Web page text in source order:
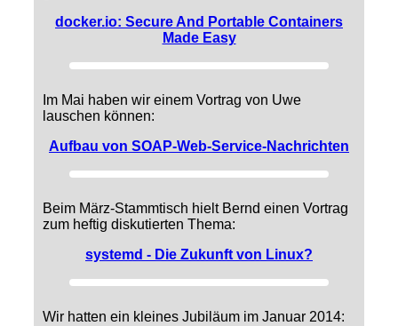
docker.io: Secure And Portable Containers
Made Easy
Im Mai haben wir einem Vortrag von Uwe
lauschen können:
Aufbau von SOAP-Web-Service-Nachrichten
Beim März-Stammtisch hielt Bernd einen Vortrag
zum heftig diskutierten Thema:
systemd - Die Zukunft von Linux?
Wir hatten ein kleines Jubiläum im Januar 2014: